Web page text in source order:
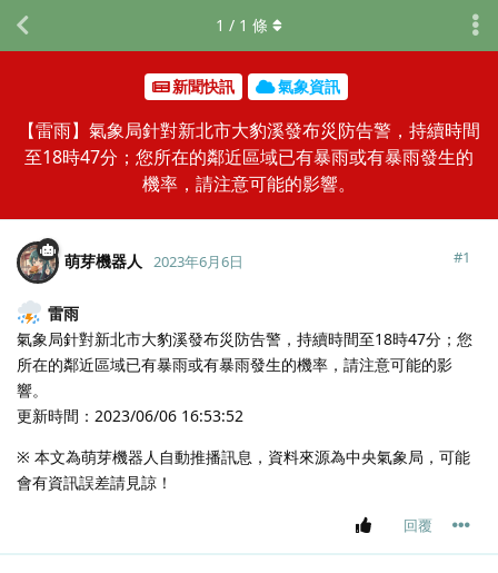
新聞快訊 氣象資訊
【雷雨】氣象局針對新北市大豹溪發布災防告警，持續時間
至18時47分；您所在的鄰近區域已有暴雨或有暴雨發生的
機率，請注意可能的影響。
1 / 1 條
萌芽機器人 2023年6月6日 #1
雷雨
氣象局針對新北市大豹溪發布災防告警，持續時間至18時47分；您
所在的鄰近區域已有暴雨或有暴雨發生的機率，請注意可能的影
響。
更新時間：2023/06/06 16:53:52
※ 本文為萌芽機器人自動推播訊息，資料來源為中央氣象局，可能
會有資訊誤差請見諒！
回覆